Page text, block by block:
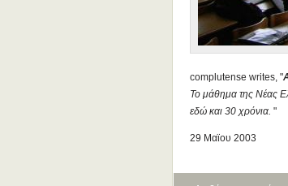
complutense writes, "
Το μάθημα της Νέας
εδώ και 30 χρόνια. "
29 Μαϊου 2003